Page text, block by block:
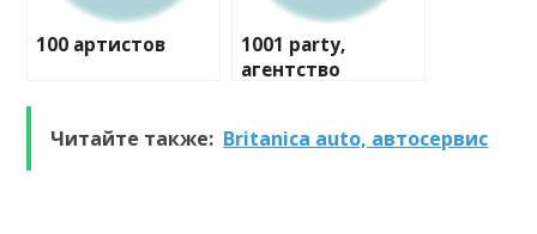
100 артистов
1001 party,
агентство
Читайте также: Britanica auto, автосервис